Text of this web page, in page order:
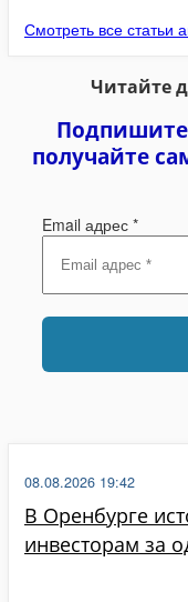
Смотреть все статьи
Читайте
получайте
Email адрес *
В Оренбурге
инвесторам за
08.08.2026 19:42